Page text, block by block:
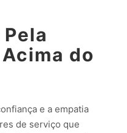
do
e a empatia
de serviço que